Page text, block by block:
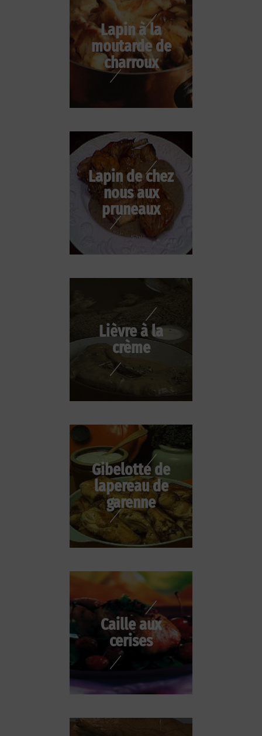
Lapin à la
moutarde de
charroux
Lapin de chez
nous aux
pruneaux
Lièvre à la
crème
Gibelotte de
lapereau de
garenne
Caille aux
cerises